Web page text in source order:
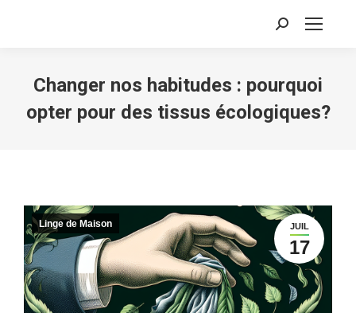
Recherche
Changer nos habitudes : pourquoi
opter pour des tissus écologiques?
JUIL
17
Linge de Maison